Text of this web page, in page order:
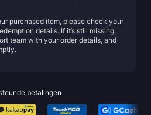
purchased item, please check your
details. If it’s still missing,
team with your order details, and
betalingen